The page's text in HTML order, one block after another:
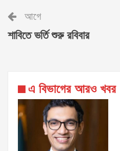
আগে
শাবিতে ভর্তি শুরু রবিবার
এ বিভাগের আরও খবর